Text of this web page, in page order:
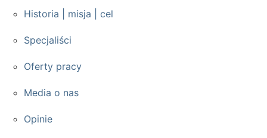
Historia | misja | cel
Specjaliści
Oferty pracy
Media o nas
Opinie